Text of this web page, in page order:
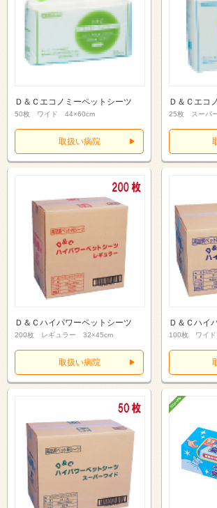
Ｄ＆Ｃエコノミーペットシーツ
50枚 ワイド 44×60cm
取扱い病院
Ｄ＆Ｃエコ
25枚 スーパ
Ｄ＆Ｃハイパワーペットシーツ
200枚 レギュラー 32×45cm
取扱い病院
Ｄ＆Ｃハイ
100枚 ワイ